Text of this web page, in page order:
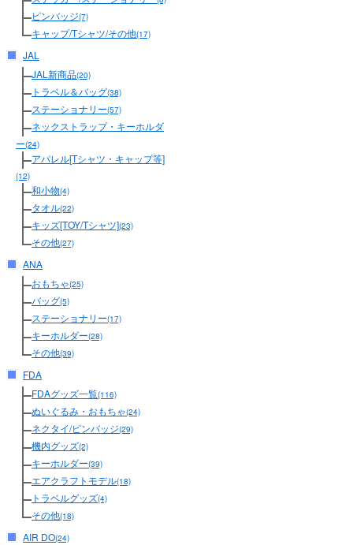
ピンバッジ(7)
キャップ/Tシャツ/その他(17)
JAL
JAL新商品(20)
トラベル＆バッグ(38)
ステーショナリー(57)
ネックストラップ・キーホルダ
ー(24)
アパレル[Tシャツ・キャップ等]
(12)
和小物(4)
タオル(22)
キッズ[TOY/Tシャツ](23)
その他(27)
ANA
おもちゃ(25)
バッグ(5)
ステーショナリー(17)
キーホルダー(28)
その他(39)
FDA
FDAグッズ一覧(116)
ぬいぐるみ・おもちゃ(24)
ネクタイ/ピンバッジ(29)
機内グッズ(2)
キーホルダー(39)
エアクラフトモデル(18)
トラベルグッズ(4)
その他(18)
AIR DO(24)